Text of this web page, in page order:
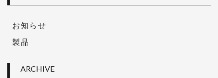
お知らせ
製品
ARCHIVE